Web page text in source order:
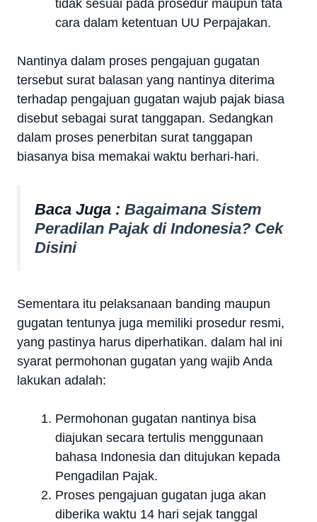
tidak sesuai pada prosedur maupun tata
cara dalam ketentuan UU Perpajakan.
Nantinya dalam proses pengajuan gugatan
tersebut surat balasan yang nantinya diterima
terhadap pengajuan gugatan wajub pajak biasa
disebut sebagai surat tanggapan. Sedangkan
dalam proses penerbitan surat tanggapan
biasanya bisa memakai waktu berhari-hari.
Baca Juga : Bagaimana Sistem
Peradilan Pajak di Indonesia? Cek
Disini
Sementara itu pelaksanaan banding maupun
gugatan tentunya juga memiliki prosedur resmi,
yang pastinya harus diperhatikan. dalam hal ini
syarat permohonan gugatan yang wajib Anda
lakukan adalah:
Permohonan gugatan nantinya bisa
diajukan secara tertulis menggunaan
bahasa Indonesia dan ditujukan kepada
Pengadilan Pajak.
Proses pengajuan gugatan juga akan
diberika waktu 14 hari sejak tanggal